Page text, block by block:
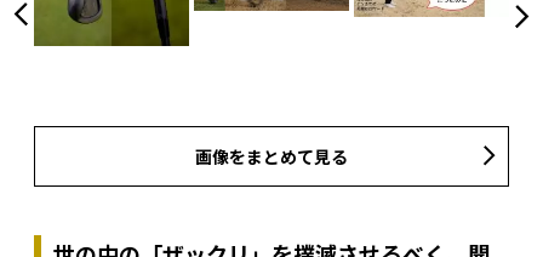
画像をまとめて見る